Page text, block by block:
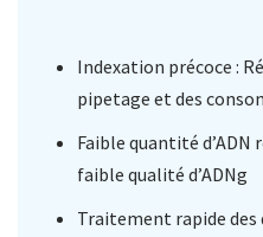
Indexation précoce :
pipetage et des
Faible quantité d’ADN
faible qualité d’ADNg
Traitement rapide des